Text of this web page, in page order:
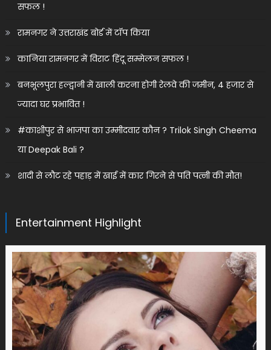
सफल !
रामनगर ने उत्तराखंड बोर्ड में टॉप किया
कानिया रामनगर में विराट हिंदू सम्मेलन सफल !
बनभूलपुरा हल्द्वानी में खाली करना होगी रेलवे की जमीन, 4 हजार से
ज्यादा घर प्रभावित !
#काशीपुर से भाजपा का उम्मीदवार कौन ? Trilok Singh Cheema
या Deepak Bali ?
शादी से लौट रहे पहाड़ में खाई में कार गिरने से पति पत्नी की मौत!
Entertainment Highlight